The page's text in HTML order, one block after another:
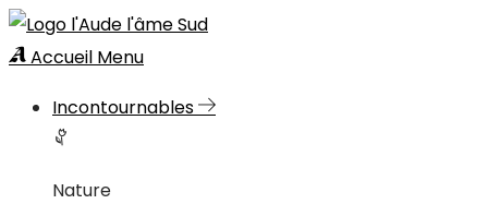
Accueil Menu
Incontournables
Nature